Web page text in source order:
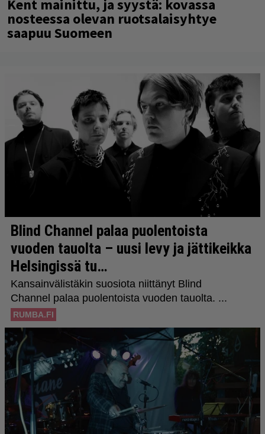
Kent mainittu, ja syystä: kovassa
nosteessa olevan ruotsalaisyhtye
saapuu Suomeen